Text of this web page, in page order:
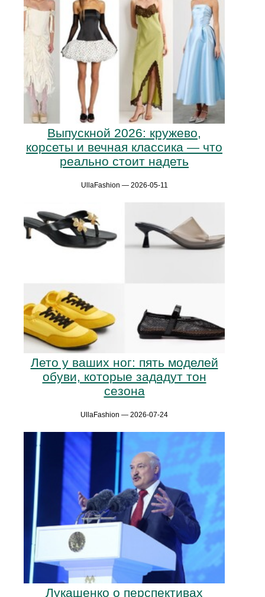
Выпускной 2026: кружево,
корсеты и вечная классика — что
реально стоит надеть
UllaFashion — 2026-05-11
Лето у ваших ног: пять моделей
обуви, которые зададут тон
сезона
UllaFashion — 2026-07-24
Лукашенко о перспективах